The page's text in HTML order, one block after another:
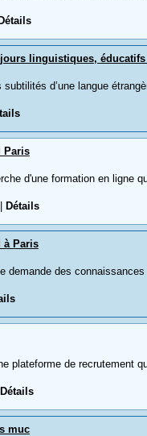
Détails
linguistiques,
subtilités d’une langue
Paris
d'une formation en ligne
Détails
à Paris
demande des
plateforme de recrutement
Détails
muc